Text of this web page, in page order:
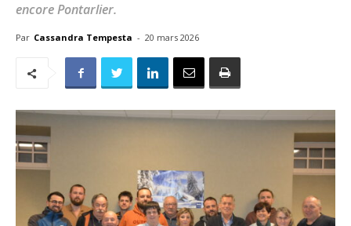
encore Pontarlier.
Par Cassandra Tempesta - 20 mars 2026